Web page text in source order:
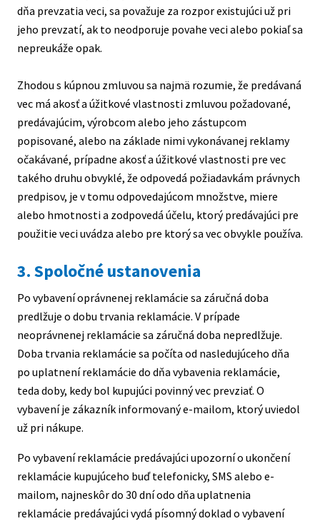
dňa prevzatia veci, sa považuje za rozpor existujúci už pri
jeho prevzatí, ak to neodporuje povahe veci alebo pokiaľ sa
nepreukáže opak.
Zhodou s kúpnou zmluvou sa najmä rozumie, že predávaná
vec má akosť a úžitkové vlastnosti zmluvou požadované,
predávajúcim, výrobcom alebo jeho zástupcom
popisované, alebo na základe nimi vykonávanej reklamy
očakávané, prípadne akosť a úžitkové vlastnosti pre vec
takého druhu obvyklé, že odpovedá požiadavkám právnych
predpisov, je v tomu odpovedajúcom množstve, miere
alebo hmotnosti a zodpovedá účelu, ktorý predávajúci pre
použitie veci uvádza alebo pre ktorý sa vec obvykle používa.
3. Spoločné ustanovenia
Po vybavení oprávnenej reklamácie sa záručná doba
predlžuje o dobu trvania reklamácie. V prípade
neoprávnenej reklamácie sa záručná doba nepredlžuje.
Doba trvania reklamácie sa počíta od nasledujúceho dňa
po uplatnení reklamácie do dňa vybavenia reklamácie,
teda doby, kedy bol kupujúci povinný vec prevziať. O
vybavení je zákazník informovaný e-mailom, ktorý uviedol
už pri nákupe.
Po vybavení reklamácie predávajúci upozorní o ukončení
reklamácie kupujúceho buď telefonicky, SMS alebo e-
mailom, najneskôr do 30 dní odo dňa uplatnenia
reklamácie predávajúci vydá písomný doklad o vybavení